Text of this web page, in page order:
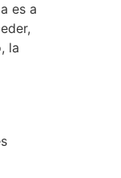
es a
la